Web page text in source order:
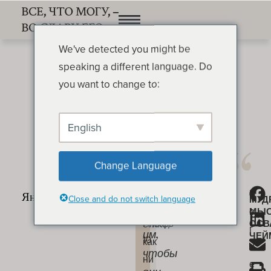
Открыть глаза
ОСВАЛЬД ЧЕЙМБЕРС
Открыть
Январь
10
«Открыть
им,
чтобы
этом
стихе,
как
ни
Б
о
г
н
е
We've detected you might be
speaking a different language. Do
you want to change to:
English
Change Language
Close and do not switch language